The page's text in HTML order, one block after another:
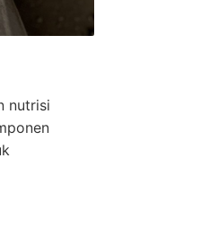
nutrisi